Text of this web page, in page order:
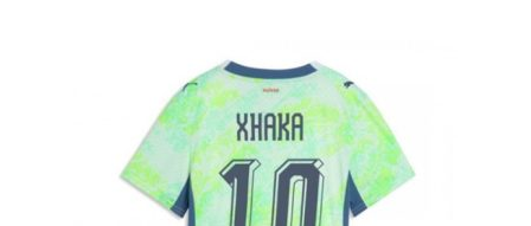
Zaključek nakupa